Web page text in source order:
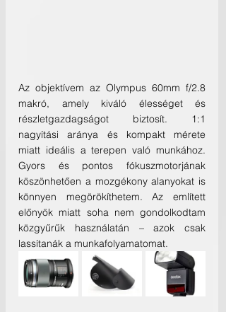
Az objektívem az Olympus 60mm f/2.8
makró, amely kiváló élességet és
részletgazdagságot biztosít. 1:1
nagyítási aránya és kompakt mérete
miatt ideális a terepen való munkához.
Gyors és pontos fókuszmotorjának
köszönhetően a mozgékony alanyokat is
könnyen megörökíthetem. Az említett
előnyök miatt soha nem gondolkodtam
közgyűrűk használatán – azok csak
lassítanák a munkafolyamatomat.